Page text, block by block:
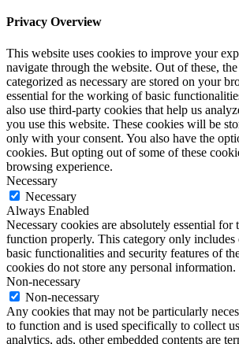
Privacy Overview
This website uses cookies to improve your
navigate through the website. Out of these,
categorized as necessary are stored on your
essential for the working of basic
also use third-party cookies that help us
you use this website. These cookies will be
only with your consent. You also have the
cookies. But opting out of some of these
browsing experience.
Necessary
Necessary
Always Enabled
Necessary cookies are absolutely essential for
function properly. This category only includes
basic functionalities and security features of
cookies do not store any personal information.
Non-necessary
Non-necessary
Any cookies that may not be particularly
to function and is used specifically to collect
analytics, ads, other embedded contents are